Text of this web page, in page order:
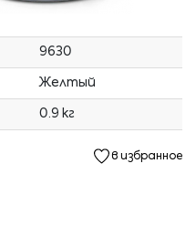
9630
Желтый
0.9 кг
в избранное